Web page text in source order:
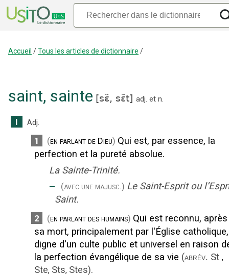
Accueil /Tous les articles de dictionnaire /
saint, sainte [sɛ̃, sɛ̃t] adj. et n.
I Adj.
1 (en parlant de Dieu) Qui est, par essence, la
perfection et la pureté absolue.
La Sainte-Trinité.
‒ (avec une majusc.) Le Saint-Esprit ou
Saint.
2 (en parlant des humains) Qui est reconnu, après
sa mort, principalement par l'Église catholique,
digne d'un culte public et universel en raison
la perfection évangélique de sa vie (abrév. St ,
Ste, Sts, Stes).